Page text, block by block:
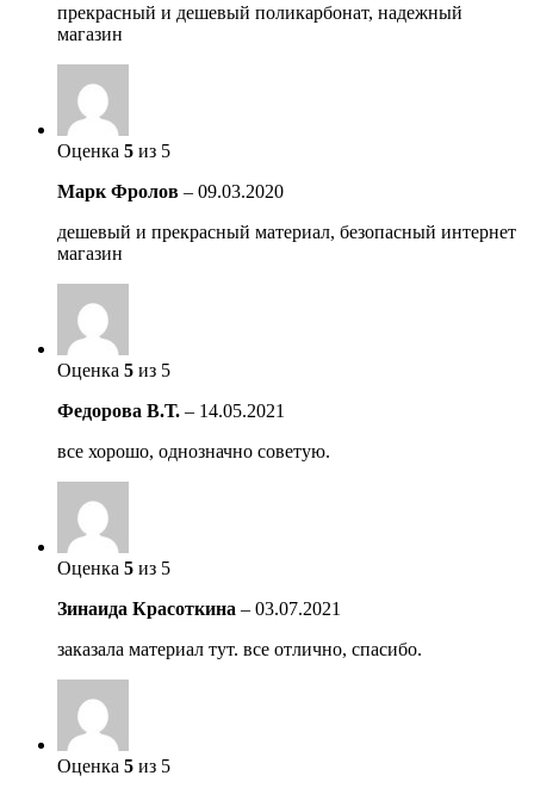
прекрасный и дешевый поликарбонат, надежный
магазин
Оценка 5 из 5
Марк Фролов – 09.03.2020
дешевый и прекрасный материал, безопасный интернет
магазин
Оценка 5 из 5
Федорова В.Т. – 14.05.2021
все хорошо, однозначно советую.
Оценка 5 из 5
Зинаида Красоткина – 03.07.2021
заказала материал тут. все отлично, спасибо.
Оценка 5 из 5